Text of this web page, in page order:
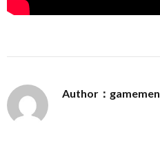
Author：gamemen